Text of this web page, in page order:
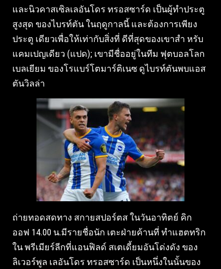
และนิวคาสเซิลเลอันโดร ทรอสซาร์ด เป็นผู้ทําประตู
สูงสุด ของไบรท์ตัน ในฤดูกาลนี้ และต้องการเพียง
ประตู เดียวเพื่อให้เท่ากับสิ่งที่ ดีที่สุดของเขาสํา หรับ
แคมเปญเดียว (แปด); เขามีชื่ออยู่ในทีม ฟุตบอลโลก
เบลเยียม ของโรแบร์โตมาร์ติเนซ ดูไบรท์ตันพบแอส
ตันวิลล่า
ถ่ายทอดสดทาง สกายสปอร์ตส ในวันอาทิตย์ คิก
ออฟ 14.00 น.มีรายชื่อนัก เตะฝ่ายค้านที่ ทําแฮตทริก
ใน พรีเมียร์ลีกที่แอนฟิลด์ สเตเดี้ยมอันโด่งดัง ของ
ลิเวอร์พูล เลอันโดร ทรอสซาร์ด เป็นหนึ่งในนั้นของ